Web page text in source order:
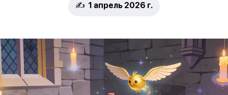
✍️ 1 апрель 2026 г.